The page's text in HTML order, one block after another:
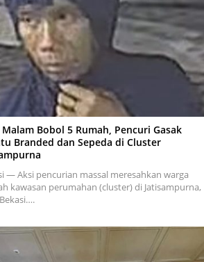
Bobol 5 Rumah, Pencuri Gasak
Branded dan Sepeda di Cluster
— Aksi pencurian massal meresahkan warga
kawasan perumahan (cluster) di Jatisampurna,